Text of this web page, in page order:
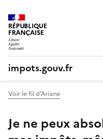
RÉPUBLIQUE
FRANÇAISE
impots.gouv.fr
Voir le fil d'Ariane
Je ne peux